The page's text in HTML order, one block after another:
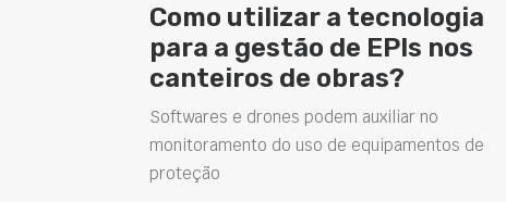
Como utilizar a tecnologia
para a gestão de EPIs nos
canteiros de obras?
Softwares e drones podem auxiliar no
monitoramento do uso de equipamentos de
proteção